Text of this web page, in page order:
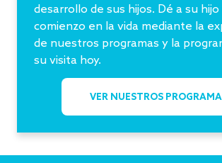
desarrollo de sus hijos. Dé a su
comienzo en la vida mediante la
de nuestros programas y la
su visita hoy.
VER NUESTROS